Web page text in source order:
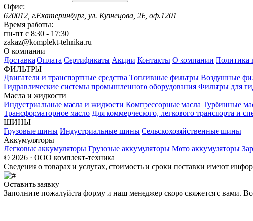
Офис:
620012, г.Екатеринбург, ул. Кузнецова, 2Б, оф.1201
Время работы:
пн-пт с 8:30 - 17:30
zakaz@komplekt-tehnika.ru
О компании
Доставка Оплата Сертификаты Акции Контакты О компании Политика
ФИЛЬТРЫ
Двигатели и транспортные средства Топливные фильтры Воздушные
Гидравлические системы промышленного оборудования Фильтры для
Масла и жидкости
Индустриальные масла и жидкости Компрессорные масла Турбинные
Трансформаторное масло Для коммерческого, легкового транспорта и
ШИНЫ
Грузовые шины Индустриальные шины Сельскохозяйственные шины
Аккумуляторы
Легковые аккумуляторы Грузовые аккумуляторы Мото аккумуляторы
© 2026 · ООО комплект-техника
Сведения о товарах и услугах, стоимость и сроки поставки имеют
Оставить заявку
Заполните пожалуйста форму и наш менеджер скоро свяжется с вами.